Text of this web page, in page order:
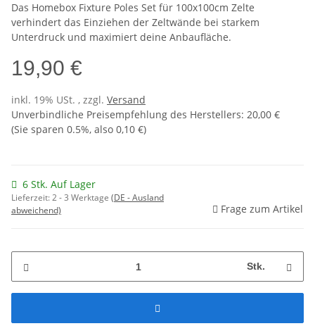
Das Homebox Fixture Poles Set für 100x100cm Zelte
verhindert das Einziehen der Zeltwände bei starkem
Unterdruck und maximiert deine Anbaufläche.
19,90 €
inkl. 19% USt. , zzgl. Versand
Unverbindliche Preisempfehlung des Herstellers: 20,00 €
(Sie sparen 0.5%, also 0,10 €)
6 Stk. Auf Lager
Lieferzeit:2 - 3 Werktage (DE - Ausland
abweichend)
Frage zum Artikel
Stk.